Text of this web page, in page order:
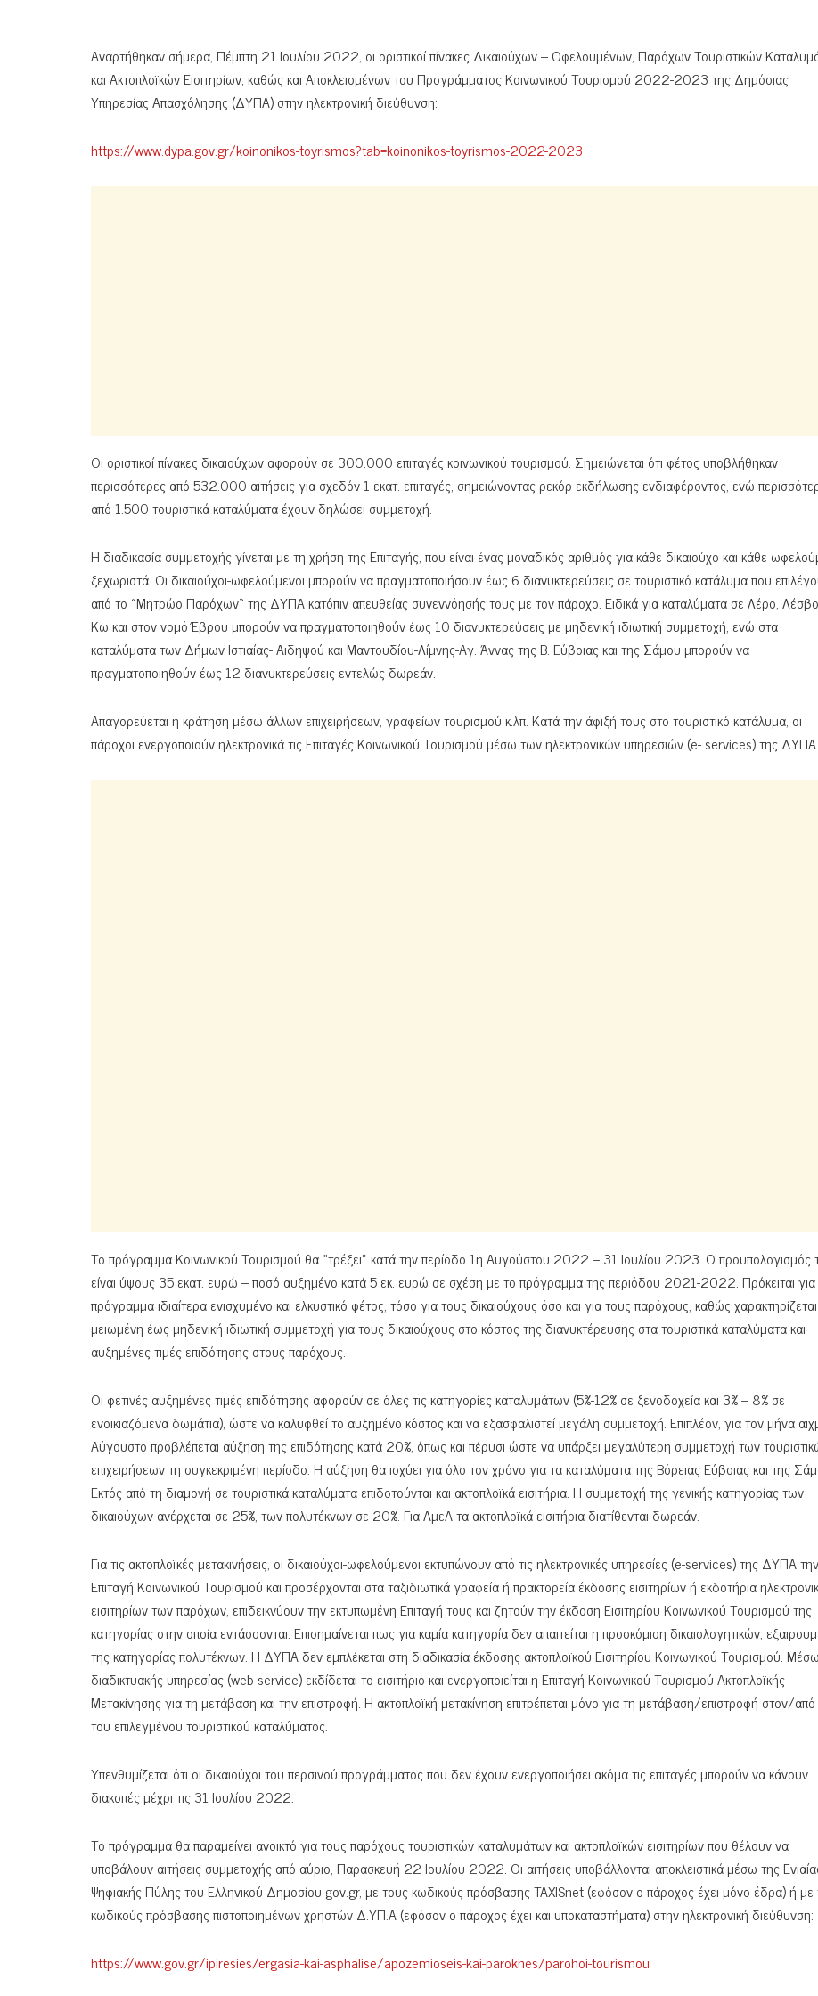
Αναρτήθηκαν σήμερα, Πέμπτη 21 Ιουλίου 2022, οι οριστικοί πίνακες Δικαιούχων – Ωφελουμένων, Παρόχων Τουριστικών
και Ακτοπλοϊκών Εισιτηρίων, καθώς και Αποκλειομένων του Προγράμματος Κοινωνικού Τουρισμού 2022-2023 της Δημόσιας
Υπηρεσίας Απασχόλησης (ΔΥΠΑ) στην ηλεκτρονική διεύθυνση:
https://www.dypa.gov.gr/koinonikos-toyrismos?tab=koinonikos-toyrismos-2022-2023
Οι οριστικοί πίνακες δικαιούχων αφορούν σε 300.000 επιταγές κοινωνικού τουρισμού. Σημειώνεται ότι φέτος υποβλήθηκαν
περισσότερες από 532.000 αιτήσεις για σχεδόν 1 εκατ. επιταγές, σημειώνοντας ρεκόρ εκδήλωσης ενδιαφέροντος, ενώ
από 1.500 τουριστικά καταλύματα έχουν δηλώσει συμμετοχή.
Η διαδικασία συμμετοχής γίνεται με τη χρήση της Επιταγής, που είναι ένας μοναδικός αριθμός για κάθε δικαιούχο και κάθε
ξεχωριστά. Οι δικαιούχοι-ωφελούμενοι μπορούν να πραγματοποιήσουν έως 6 διανυκτερεύσεις σε τουριστικό κατάλυμα που
από το «Μητρώο Παρόχων» της ΔΥΠΑ κατόπιν απευθείας συνεννόησής τους με τον πάροχο. Ειδικά για καταλύματα σε Λέρο,
Κω και στον νομό Έβρου μπορούν να πραγματοποιηθούν έως 10 διανυκτερεύσεις με μηδενική ιδιωτική συμμετοχή, ενώ στα
καταλύματα των Δήμων Ιστιαίας- Αιδηψού και Μαντουδίου-Λίμνης-Αγ. Άννας της Β. Εύβοιας και της Σάμου μπορούν να
πραγματοποιηθούν έως 12 διανυκτερεύσεις εντελώς δωρεάν.
Απαγορεύεται η κράτηση μέσω άλλων επιχειρήσεων, γραφείων τουρισμού κ.λπ. Κατά την άφιξή τους στο τουριστικό κατάλυμα, οι
πάροχοι ενεργοποιούν ηλεκτρονικά τις Επιταγές Κοινωνικού Τουρισμού μέσω των ηλεκτρονικών υπηρεσιών (e- services) της ΔΥΠΑ.
Το πρόγραμμα Κοινωνικού Τουρισμού θα «τρέξει» κατά την περίοδο 1η Αυγούστου 2022 – 31 Ιουλίου 2023. Ο προϋπολογισμός
είναι ύψους 35 εκατ. ευρώ – ποσό αυξημένο κατά 5 εκ. ευρώ σε σχέση με το πρόγραμμα της περιόδου 2021-2022. Πρόκειται
πρόγραμμα ιδιαίτερα ενισχυμένο και ελκυστικό φέτος, τόσο για τους δικαιούχους όσο και για τους παρόχους, καθώς
μειωμένη έως μηδενική ιδιωτική συμμετοχή για τους δικαιούχους στο κόστος της διανυκτέρευσης στα τουριστικά καταλύματα και
αυξημένες τιμές επιδότησης στους παρόχους.
Οι φετινές αυξημένες τιμές επιδότησης αφορούν σε όλες τις κατηγορίες καταλυμάτων (5%-12% σε ξενοδοχεία και 3% – 8% σε
ενοικιαζόμενα δωμάτια), ώστε να καλυφθεί το αυξημένο κόστος και να εξασφαλιστεί μεγάλη συμμετοχή. Επιπλέον, για τον μήνα
Αύγουστο προβλέπεται αύξηση της επιδότησης κατά 20%, όπως και πέρυσι ώστε να υπάρξει μεγαλύτερη συμμετοχή των
επιχειρήσεων τη συγκεκριμένη περίοδο. Η αύξηση θα ισχύει για όλο τον χρόνο για τα καταλύματα της Βόρειας Εύβοιας και της
Εκτός από τη διαμονή σε τουριστικά καταλύματα επιδοτούνται και ακτοπλοϊκά εισιτήρια. Η συμμετοχή της γενικής κατηγορίας των
δικαιούχων ανέρχεται σε 25%, των πολυτέκνων σε 20%. Για ΑμεΑ τα ακτοπλοϊκά εισιτήρια διατίθενται δωρεάν.
Για τις ακτοπλοϊκές μετακινήσεις, οι δικαιούχοι-ωφελούμενοι εκτυπώνουν από τις ηλεκτρονικές υπηρεσίες (e-services) της ΔΥΠΑ την
Επιταγή Κοινωνικού Τουρισμού και προσέρχονται στα ταξιδιωτικά γραφεία ή πρακτορεία έκδοσης εισιτηρίων ή εκδοτήρια
εισιτηρίων των παρόχων, επιδεικνύουν την εκτυπωμένη Επιταγή τους και ζητούν την έκδοση Εισιτηρίου Κοινωνικού Τουρισμού της
κατηγορίας στην οποία εντάσσονται. Επισημαίνεται πως για καμία κατηγορία δεν απαιτείται η προσκόμιση δικαιολογητικών,
της κατηγορίας πολυτέκνων. Η ΔΥΠΑ δεν εμπλέκεται στη διαδικασία έκδοσης ακτοπλοϊκού Εισιτηρίου Κοινωνικού Τουρισμού. Μέσω
διαδικτυακής υπηρεσίας (web service) εκδίδεται το εισιτήριο και ενεργοποιείται η Επιταγή Κοινωνικού Τουρισμού Ακτοπλοϊκής
Μετακίνησης για τη μετάβαση και την επιστροφή. Η ακτοπλοϊκή μετακίνηση επιτρέπεται μόνο για τη μετάβαση/επιστροφή στον/
του επιλεγμένου τουριστικού καταλύματος.
Υπενθυμίζεται ότι οι δικαιούχοι του περσινού προγράμματος που δεν έχουν ενεργοποιήσει ακόμα τις επιταγές μπορούν να κάνουν
διακοπές μέχρι τις 31 Ιουλίου 2022.
Το πρόγραμμα θα παραμείνει ανοικτό για τους παρόχους τουριστικών καταλυμάτων και ακτοπλοϊκών εισιτηρίων που θέλουν να
υποβάλουν αιτήσεις συμμετοχής από αύριο, Παρασκευή 22 Ιουλίου 2022. Οι αιτήσεις υποβάλλονται αποκλειστικά μέσω της
Ψηφιακής Πύλης του Ελληνικού Δημοσίου gov.gr, με τους κωδικούς πρόσβασης TAXISnet (εφόσον ο πάροχος έχει μόνο έδρα) ή με
κωδικούς πρόσβασης πιστοποιημένων χρηστών Δ.ΥΠ.Α (εφόσον ο πάροχος έχει και υποκαταστήματα) στην ηλεκτρονική διεύθυνση:
https://www.gov.gr/ipiresies/ergasia-kai-asphalise/apozemioseis-kai-parokhes/parohoi-tourismou